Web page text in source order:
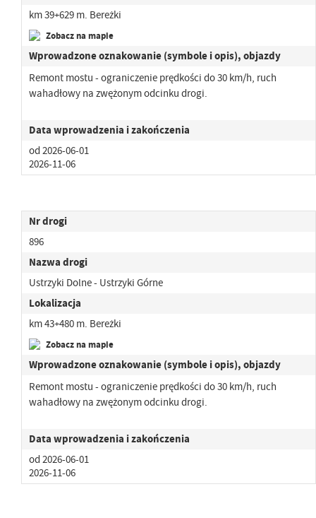
km 39+629 m. Bereżki
Zobacz na mapie
Wprowadzone oznakowanie (symbole i opis), objazdy
Remont mostu - ograniczenie prędkości do 30 km/h, ruch
wahadłowy na zwężonym odcinku drogi.
Data wprowadzenia i zakończenia
od 2026-06-01
2026-11-06
Nr drogi
896
Nazwa drogi
Ustrzyki Dolne - Ustrzyki Górne
Lokalizacja
km 43+480 m. Bereżki
Zobacz na mapie
Wprowadzone oznakowanie (symbole i opis), objazdy
Remont mostu - ograniczenie prędkości do 30 km/h, ruch
wahadłowy na zwężonym odcinku drogi.
Data wprowadzenia i zakończenia
od 2026-06-01
2026-11-06